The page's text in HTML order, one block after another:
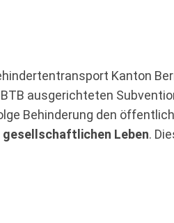
Kanton
ausgerichteten
Behinderung den
gesellschaftlichen Leben.